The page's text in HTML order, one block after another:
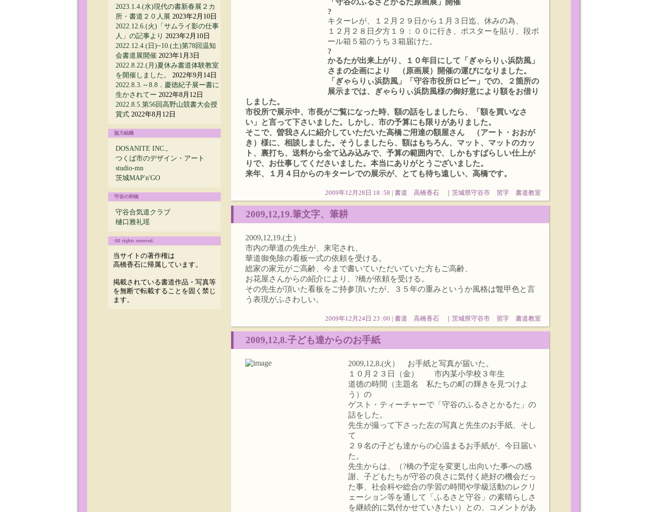
「守谷のふるさとかるた原画展」開催
?
キターレが、１２月２９日から１月３日迄、休みの為、
１２月２８日夕方１９：００に行き、ポスターを貼り、段ボ
ール箱５箱のうち３箱届けた。
?
かるたが出来上がり、１０年目にして「ぎゃらりぃ浜防風」
さまの企画により （原画展）開催の運びになりました。
「ぎゃらりぃ浜防風」「守谷市役所ロビー」での、２箇所の
展示までは、ぎゃらりぃ浜防風様の御好意により額をお借り
しました。
市役所で展示中、市長がご覧になった時、額の話をしましたら、「額を買いなさ
い」と言って下さいました。しかし、市の予算にも限りがありました。
そこで、曽我さんに紹介していただいた高橋ご用達の額屋さん （アート・おおが
き）様に、相談しました。そうしましたら、額はもちろん、マット、マットのカッ
ト、裏打ち、送料から全て込み込みで、予算の範囲内で、しかもすばらしい仕上が
りで、お仕事してくださいました。本当にありがとうございました。
来年、１月４日からのキターレでの展示が、とても待ち遠しい、高橋です。
2009年12月28日 18 :58 | 書道 高橋香石 ｜茨城県守谷市 習字 書道教室
2009,12,19.筆文字、筆耕
2009,12,19.(土）
市内の華道の先生が、来宅され、
華道御免除の看板一式の依頼を受ける。
総家の家元がご高齢、今まで書いていただいていた方もご高齢、
お花屋さんからの紹介により、?橋が依頼を受ける。
その先生が頂いた看板をご持参頂いたが、３５年の重みというか風格は鼈甲色と言
う表現がふさわしい。
2009年12月24日 23 :00 | 書道 高橋香石 ｜茨城県守谷市 習字 書道教室
2009,12,8.子ども達からのお手紙
2009,12,8.(火） お手紙と写真が届いた。
１０月２３日（金） 市内某小学校３年生
道徳の時間（主題名 私たちの町の輝きを見つけよ
う）の
ゲスト・ティーチャーで「守谷のふるさとかるた」の
話をした。
先生が撮って下さった左の写真と先生のお手紙、そし
て
２９名の子ども達からの心温まるお手紙が、今日届い
た。
先生からは、（?橋の予定を変更し出向いた事への感
謝、子どもたちが守谷の良さに気付く絶好の機会だっ
た事、社会科や総合の学習の時間や学級活動のレクリ
ェーション等を通して「ふるさと守谷」の素晴らしさ
を継続的に気付かせていきたい）との、コメントがあ
2023.1.4.(水)現代の書新春展２カ
所・書道２０人展 2023年2月10日
2022.12.6.(火)「サムライ影の仕事
人」の記事より 2023年2月10日
2022.12.4.(日)~10.(土)第78回温知
会書道展開催 2023年1月3日
2022.8.22.(月)夏休み書道体験教室
を開催しました。
2022年9月14日
2022.8.3.～8.8．慶徳紀子展ー書に
生かされてー 2022年8月12日
2022.8.5.第56回高野山競書大会授
賞式 2022年8月12日
協力組織
DOSANITE INC.,
つくば市のデザイン・アート
studio-mn
茨城MAP'n'GO
守谷の和物
守谷合気道クラブ
樋口雅礼瑶
All rights reserved.
当サイトの著作権は
高橋香石に帰属しています。
掲載されている書道作品・写真等
を無断で転載することを固く禁じ
ます。